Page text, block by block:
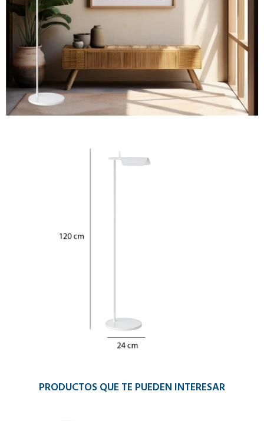
PRODUCTOS QUE TE PUEDEN INTERESAR